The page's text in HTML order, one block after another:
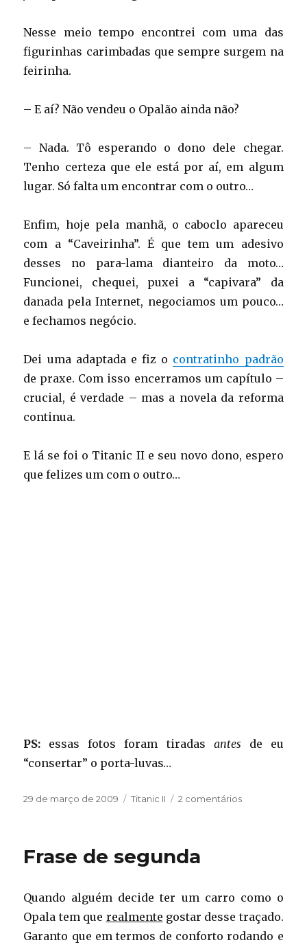
Nesse meio tempo encontrei com uma das
figurinhas carimbadas que sempre surgem na
feirinha.
– E aí? Não vendeu o Opalão ainda não?
– Nada. Tô esperando o dono dele chegar.
Tenho certeza que ele está por aí, em algum
lugar. Só falta um encontrar com o outro…
Enfim, hoje pela manhã, o caboclo apareceu
com a “Caveirinha”. É que tem um adesivo
desses no para-lama dianteiro da moto…
Funcionei, chequei, puxei a “capivara” da
danada pela Internet, negociamos um pouco…
e fechamos negócio.
Dei uma adaptada e fiz o contratinho padrão
de praxe. Com isso encerramos um capítulo –
crucial, é verdade – mas a novela da reforma
continua.
E lá se foi o Titanic II e seu novo dono, espero
que felizes um com o outro…
PS: essas fotos foram tiradas antes de eu
“consertar” o porta-luvas…
Publicado
29 de março de 2009 Categorias
Titanic II 2 comentáriosem
Frase de segunda
Quando alguém decide ter um carro como o
Opala tem que realmente gostar desse traçado.
Garanto que em termos de conforto rodando e